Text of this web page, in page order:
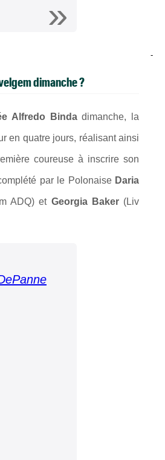
dimanche ?
Alfredo Bindadimanche, la
en quatre jours, réalisant ainsi
coureuse à inscrire son
par le Polonaise Daria
ADQ) et Georgia Baker(Liv
-